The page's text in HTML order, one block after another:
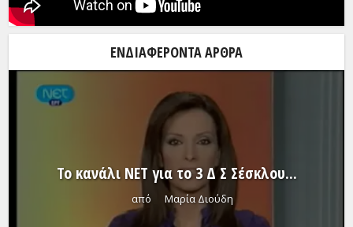
ΕΝΔΙΑΦΈΡΟΝΤΑ ΆΡΘΡΑ
Το κανάλι NET για το 3 Δ Σ Σέσκλου...
από Μαρία Διούδη